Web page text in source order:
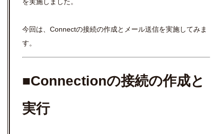
を実施しました。
今回は、Connectの接続の作成とメール送信を実施してみま
す。
■Connectionの接続の作成と
実行